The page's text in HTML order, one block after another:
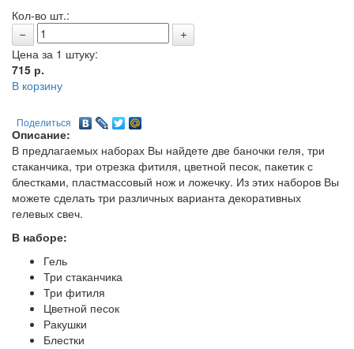
Кол-во шт.:
Цена за 1 штуку:
715 р.
В корзину
Поделиться
Описание:
В предлагаемых наборах Вы найдете две баночки геля, три
стаканчика, три отрезка фитиля, цветной песок, пакетик с
блестками, пластмассовый нож и ложечку. Из этих наборов Вы
можете сделать три различных варианта декоративных
гелевых свеч.
В наборе:
Гель
Три стаканчика
Три фитиля
Цветной песок
Ракушки
Блестки